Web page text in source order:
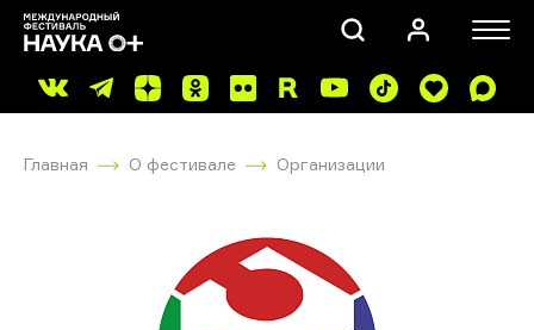
ПОИСК
Главная О фестивале Организации